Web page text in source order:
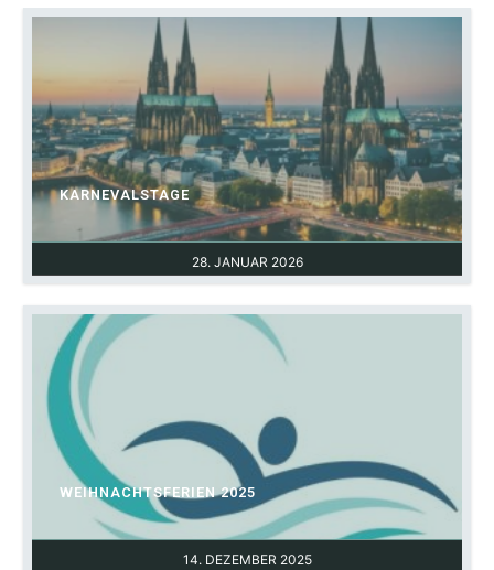
28. JANUAR 2026
KARNEVALSTAGE
14. DEZEMBER 2025
WEIHNACHTSFERIEN 2025